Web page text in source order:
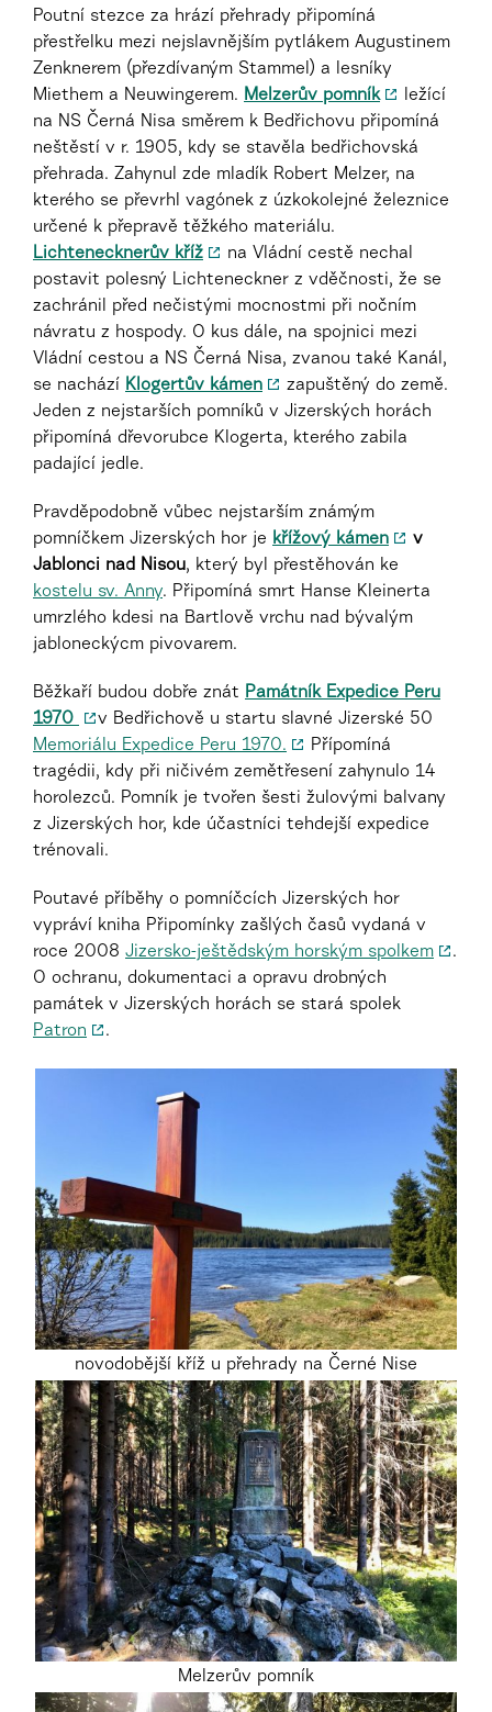
Poutní stezce za hrází přehrady připomíná
přestřelku mezi nejslavnějším pytlákem Augustinem
Zenknerem (přezdívaným Stammel) a lesníky
Miethem a Neuwingerem. Melzerův pomník
ležící
na NS Černá Nisa směrem k Bedřichovu připomíná
neštěstí v r. 1905, kdy se stavěla bedřichovská
přehrada. Zahynul zde mladík Robert Melzer, na
kterého se převrhl vagónek z úzkokolejné železnice
určené k přepravě těžkého materiálu.
Lichtenecknerův kříž
na Vládní cestě nechal
postavit polesný Lichteneckner z vděčnosti, že se
zachránil před nečistými mocnostmi při nočním
návratu z hospody. O kus dále, na spojnici mezi
Vládní cestou a NS Černá Nisa, zvanou také Kanál,
se nachází Klogertův kámen
zapuštěný do země.
Jeden z nejstarších pomníků v Jizerských horách
připomíná dřevorubce Klogerta, kterého zabila
padající jedle.
Pravděpodobně vůbec nejstarším známým
pomníčkem Jizerských hor je křížový kámen
v
Jablonci nad Nisou, který byl přestěhován ke
kostelu sv. Anny. Připomíná smrt Hanse Kleinerta
umrzlého kdesi na Bartlově vrchu nad bývalým
jabloneckýcm pivovarem.
Běžkaří budou dobře znát Památník Expedice Peru
1970
v Bedřichově u startu slavné Jizerské 50
Memoriálu Expedice Peru 1970.
Přípomíná
tragédii, kdy při ničivém zemětřesení zahynulo 14
horolezců. Pomník je tvořen šesti žulovými balvany
z Jizerských hor, kde účastníci tehdejší expedice
trénovali.
Poutavé příběhy o pomníčcích Jizerských hor
vypráví kniha Připomínky zašlých časů vydaná v
roce 2008 Jizersko-ještědským horským spolkem
.
O ochranu, dokumentaci a opravu drobných
památek v Jizerských horách se stará spolek
Patron
.
novodobější kříž u přehrady na Černé Nise
Melzerův pomník